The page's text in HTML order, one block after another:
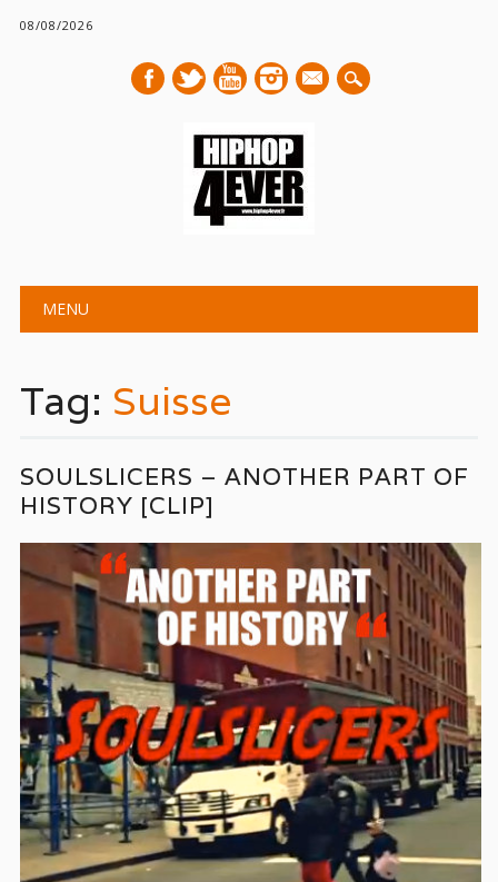
08/08/2026
mail
Main menu
MENU
Tag: Suisse
SOULSLICERS – ANOTHER PART OF
HISTORY [CLIP]